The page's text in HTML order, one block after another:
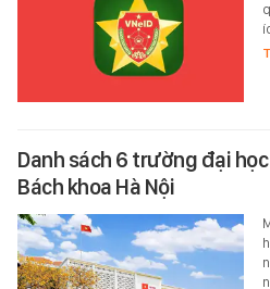
Danh sách 6 trường đại
Bách khoa Hà Nội